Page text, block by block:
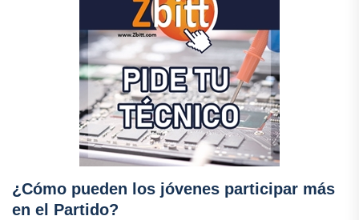
¿Cómo pueden los jóvenes participar más
en el Partido?